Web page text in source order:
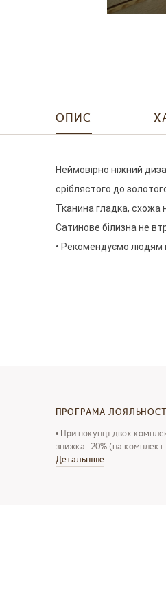
ОПИС
Неймовірно ніжний
сріблястого до
Тканина гладка, схожа
Сатинове білизна не
• Рекомендуємо людям
ПРОГРАМА
• При покупці двох
знижка -20% (на
Детальнiше